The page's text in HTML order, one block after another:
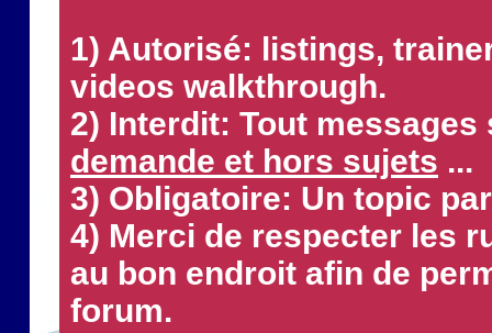
1) Autorisé: listings,
videos walkthrough.
2) Interdit: Tout
demande et hors sujets ...
3) Obligatoire: Un topic
4) Merci de respecter les
au bon endroit afin de
forum.